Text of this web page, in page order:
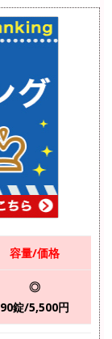
容量/価格
◎
90錠/5,500円